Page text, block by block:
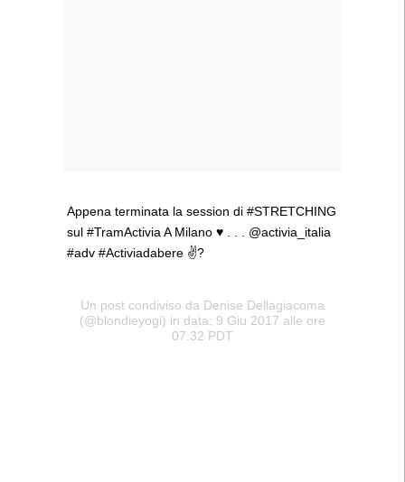
Appena terminata la session di #STRETCHING
sul #TramActivia A Milano ♥ . . . @activia_italia
#adv #Activiadabere ✌?️
Un post condiviso da Denise Dellagiacoma
(@blondieyogi) in data: 9 Giu 2017 alle ore
07:32 PDT